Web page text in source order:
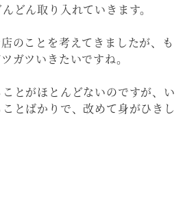
どん取り入れていきます。
のことを考えてきましたが、も
ガツいきたいですね。
とがほとんどないのですが、い
とばかりで、改めて身がひきし